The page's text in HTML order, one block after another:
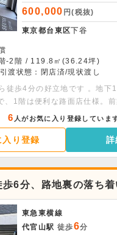
600,000 円(税抜)
東京都台東区下谷
-2階 / 119.8㎡(36.24坪)
引渡状態：閉店済/現状渡し
徒歩4分の好立地です 。地下
、1階は便利な路面店仕様。
、幅広い業態に対応いただけ
ださい。 面積：地下1階
6 人がお気に入り登録していま
入り登録 詳
歩6分、路地裏の落ち
店舗
東急東横線
代官山駅 徒歩6分